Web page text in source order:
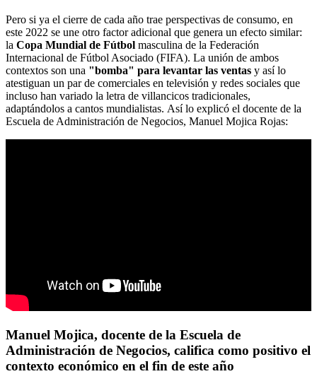
Pero si ya el cierre de cada año trae perspectivas de consumo, en
este 2022 se une otro factor adicional que genera un efecto similar:
la Copa Mundial de Fútbol masculina de la Federación
Internacional de Fútbol Asociado (FIFA). La unión de ambos
contextos son una "bomba" para levantar las ventas y así lo
atestiguan un par de comerciales en televisión y redes sociales que
incluso han variado la letra de villancicos tradicionales,
adaptándolos a cantos mundialistas. Así lo explicó el docente de la
Escuela de Administración de Negocios, Manuel Mojica Rojas:
Manuel Mojica, docente de la Escuela de
Administración de Negocios, califica como positivo el
contexto económico en el fin de este año